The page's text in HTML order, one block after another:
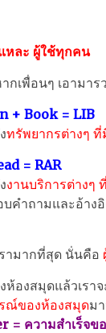
หละ ผู้ใช้ทุกคน
กเพื่อนๆ เอามา
+ Book = LIB
ทรัพยากรต่างๆ
= RAR
งานบริการต่างๆ
คำถามและอ้าง
ามากที่สุด นั่นคือ
องสมุดแล้วเรา
ณ์ของห้องสมุดม
= ความสำเร็จข